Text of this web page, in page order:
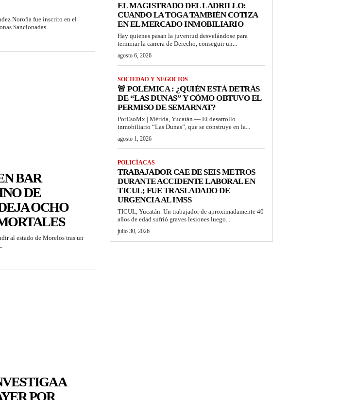
Noroña fue inscrito en el
Sancionadas...
BAR
DE
OCHO
al estado de Morelos tras un
A
POR
EL MAGISTRADO DEL LADRILLO:
CUANDO LA TOGA TAMBIÉN COTIZA
EN EL MERCADO INMOBILIARIO
Hay quienes pasan la juventud desvelándose para
terminar la carrera de Derecho, conseguir un...
agosto 6, 2026
SOCIEDAD Y NEGOCIOS
🚨 POLÉMICA : ¿QUIÉN ESTÁ DETRÁS
DE “LAS DUNAS” Y CÓMO OBTUVO EL
PERMISO DE SEMARNAT?
PorEsoMx | Mérida, Yucatán.— El desarrollo
inmobiliario “Las Dunas”, que se construye en la...
agosto 1, 2026
POLICÍACAS
TRABAJADOR CAE DE SEIS METROS
DURANTE ACCIDENTE LABORAL EN
TICUL; FUE TRASLADADO DE
URGENCIA AL IMSS
TICUL, Yucatán. Un trabajador de aproximadamente 40
años de edad sufrió graves lesiones luego...
julio 30, 2026